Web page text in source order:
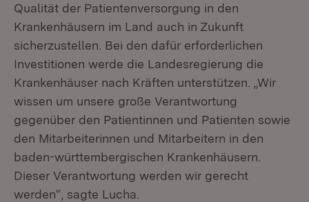
Qualität der Patientenversorgung in den
Krankenhäusern im Land auch in Zukunft
sicherzustellen. Bei den dafür erforderlichen
Investitionen werde die Landesregierung die
Krankenhäuser nach Kräften unterstützen. „Wir
wissen um unsere große Verantwortung
gegenüber den Patientinnen und Patienten sowie
den Mitarbeiterinnen und Mitarbeitern in den
baden-württembergischen Krankenhäusern.
Dieser Verantwortung werden wir gerecht
werden“, sagte Lucha.